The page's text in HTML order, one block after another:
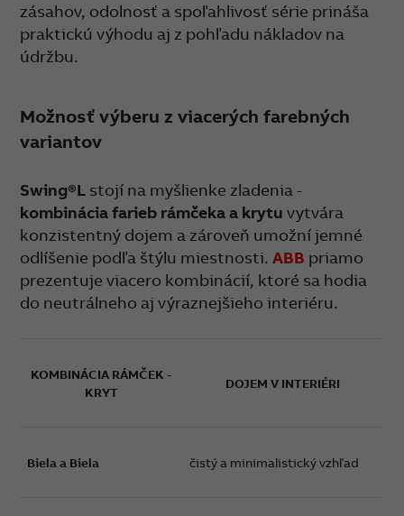
zásahov, odolnosť a spoľahlivosť série prináša
praktickú výhodu aj z pohľadu nákladov na
údržbu.
Možnosť výberu z viacerých farebných
variantov
Swing®L stojí na myšlienke zladenia -
kombinácia farieb rámčeka a krytu vytvára
konzistentný dojem a zároveň umožní jemné
odlíšenie podľa štýlu miestnosti.ABB priamo
prezentuje viacero kombinácií, ktoré sa hodia
do neutrálneho aj výraznejšieho interiéru.
KOMBINÁCIA RÁMČEK -
KRYT
DOJEM V INTERIÉRI
Biela a Biela čistý a minimalistický vzhľad